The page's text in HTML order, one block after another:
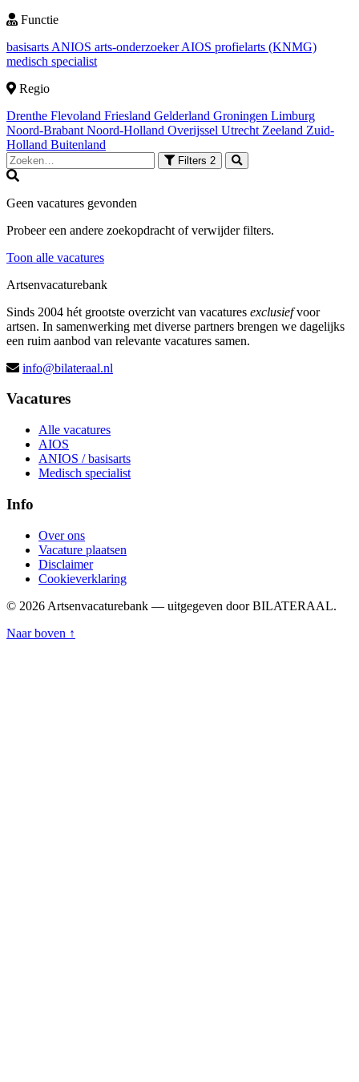
Functie
basisarts ANIOS arts-onderzoekerAIOS profielarts (KNMG)
medisch specialist
Regio
Drenthe Flevoland Friesland Gelderland Groningen Limburg
Noord-Brabant Noord-Holland Overijssel Utrecht Zeeland Zuid-
Holland Buitenland
Filters 2
Geen vacatures gevonden
Probeer een andere zoekopdracht of verwijder filters.
Toon alle vacatures
Artsenvacaturebank
Sinds 2004 hét grootste overzicht van vacatures exclusiefvoor
artsen. In samenwerking met diverse partners brengen we dagelijks
een ruim aanbod van relevante vacatures samen.
info@bilateraal.nl
Vacatures
Alle vacatures
AIOS
ANIOS / basisarts
Medisch specialist
Info
Over ons
Vacature plaatsen
Disclaimer
Cookieverklaring
© 2026 Artsenvacaturebank — uitgegeven door BILATERAAL.
Naar boven ↑